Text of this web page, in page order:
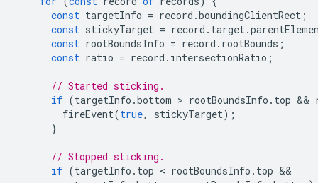
const targetInfo = record .boundingClientRect ;
const stickyTarget = record . target .
const rootBoundsInfo = record . rootBounds ;
const ratio = record . intersectionRatio ;
// Started sticking.
if (targetInfo .bottom > rootBoundsInfo . top &&
fireEvent(true, stickyTarget);
}
// Stopped sticking.
if (targetInfo . top < rootBoundsInfo . top